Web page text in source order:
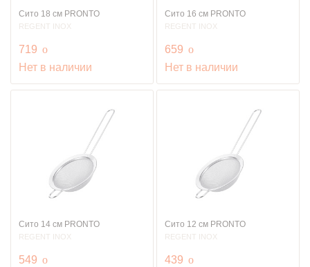
Сито 18 см PRONTO
REGENT INOX
719 руб.
o
Нет в наличии
Сито 16 см PRONTO
REGENT INOX
659 руб.
o
Нет в наличии
Сито 14 см PRONTO
REGENT INOX
549 руб.
o
Сито 12 см PRONTO
REGENT INOX
439 руб.
o